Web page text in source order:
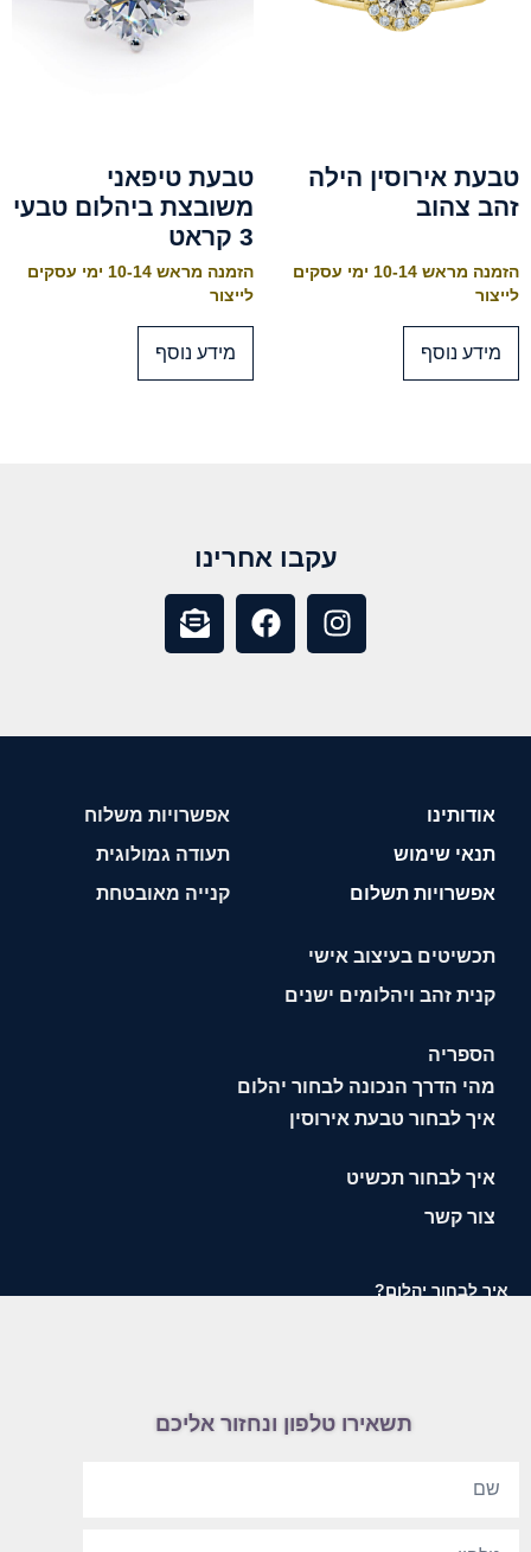
טבעת אירוסין הילה
זהב צהוב
הזמנה מראש 10-14 ימי עסקים
לייצור
מידע נוסף
טבעת טיפאני
משובצת ביהלום טבעי
3 קראט
הזמנה מראש 10-14 ימי עסקים
לייצור
מידע נוסף
עקבו אחרינו
אודותינו
תנאי שימוש
אפשרויות תשלום
אפשרויות משלוח
תעודה גמולוגית
קנייה מאובטחת
תכשיטים בעיצוב אישי
קנית זהב ויהלומים ישנים
הספריה
מהי הדרך הנכונה לבחור יהלום
איך לבחור טבעת אירוסין
איך לבחור תכשיט
צור קשר
איך לבחור יהלום?
תשאירו טלפון ונחזור אליכם